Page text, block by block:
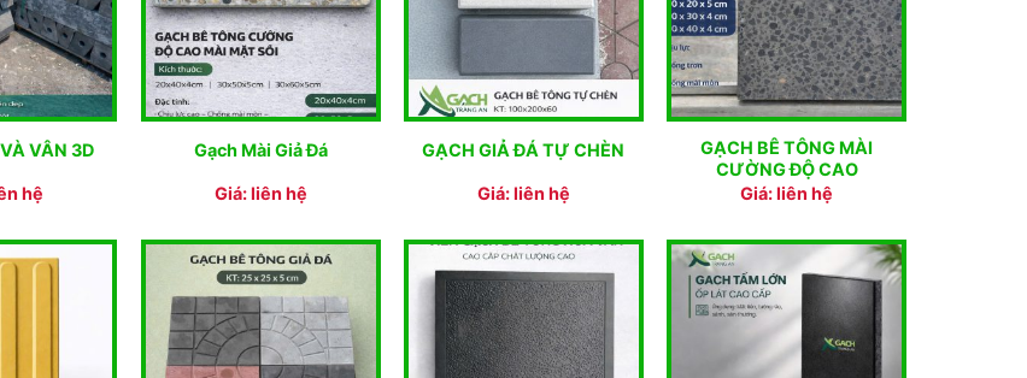
VÂN 3D
hệ
Gạch Mài Giả Đá
Giá: liên hệ
GẠCH GIẢ ĐÁ TỰ CHÈN
Giá: liên hệ
GẠCH BÊ TÔNG MÀI
CƯỜNG ĐỘ CAO
Giá: liên hệ